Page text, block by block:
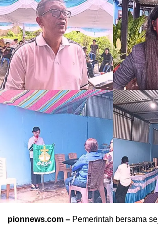
pionnews.com – Pemerintah bersama